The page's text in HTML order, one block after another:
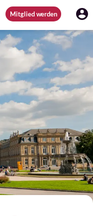
Mitglied werden